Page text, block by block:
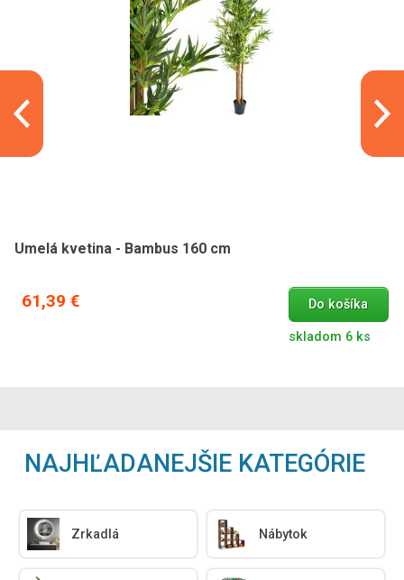
Umelá kvetina - Bambus 160 cm
61,39 € Do košíka
skladom 6 ks
NAJHĽADANEJŠIE KATEGÓRIE
Zrkadlá Nábytok